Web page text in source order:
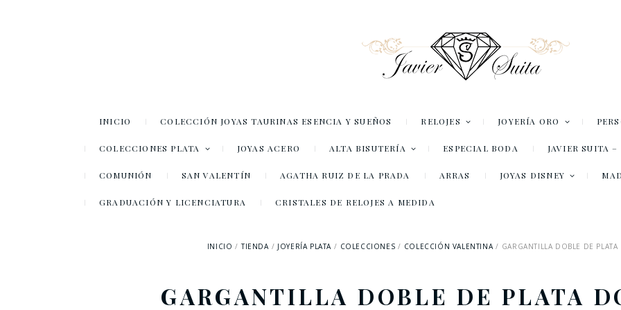
INICIO COLECCIÓN JOYAS TAURINAS ESENCIA Y SUEÑOS RELOJES JOYERÍA ORO
COLECCIONES PLATA JOYAS ACERO ALTA BISUTERÍA ESPECIAL BODA JAVIER SUITA
COMUNIÓN SAN VALENTÍN AGATHA RUIZ DE LA PRADA ARRAS JOYAS DISNEY
GRADUACIÓN Y LICENCIATURA CRISTALES DE RELOJES A MEDIDA
INICIO TIENDA JOYERÍA PLATA COLECCIONES COLECCIÓN VALENTINA GARGANTILLA DOBLE DE
GARGANTILLA DOBLE DE PLATA